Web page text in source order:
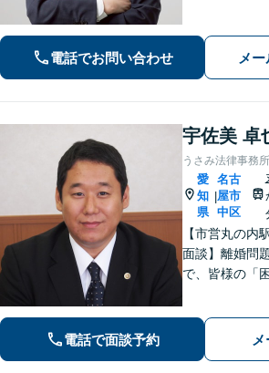
費など幅広く
言】不動産業
電話でお問い合わせ メ
宇佐美 卓
うさみ法律事務所
愛
知
県
|
名古
屋市
中区
【市営丸の内
面談】離婚問
で、皆様の「
続きをサポー
す。まずはお
電話で面談予約